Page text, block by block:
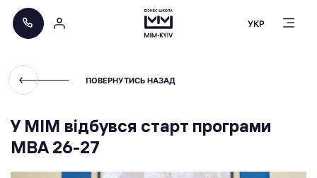
УКР
ПОВЕРНУТИСЬ НАЗАД
У МІМ відбувся старт програми
МВА 26-27